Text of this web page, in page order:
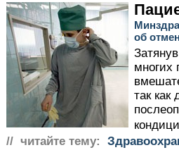
об
многих
так как
// читайте тему: